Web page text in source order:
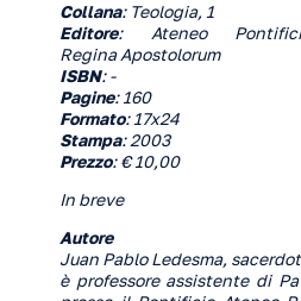
Collana: Teologia, 1
Editore: Ateneo
Regina Apostolorum
ISBN: -
Pagine: 160
Formato: 17x24
Stampa: 2003
Prezzo: € 10,00
In breve
Autore
Juan Pablo Ledesma,
è professore assistente di